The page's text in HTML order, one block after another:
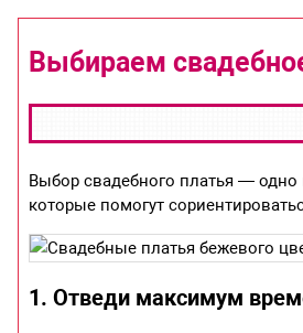
Выбираем
Выбор свадебного платья —
которые помогут
1. Отведи максимум